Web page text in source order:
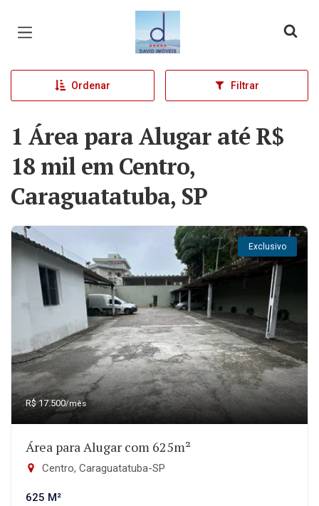
Página inicial
Ordenar Filtrar
1 Área para Alugar até R$
18 mil em Centro,
Caraguatatuba, SP
Exclusivo
R$ 17.500/mês
Área para Alugar com 625m²
Centro, Caraguatatuba-SP
625 M²